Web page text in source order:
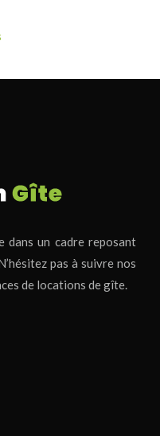
dans un cadre reposant
pas à suivre nos
de locations de gîte.